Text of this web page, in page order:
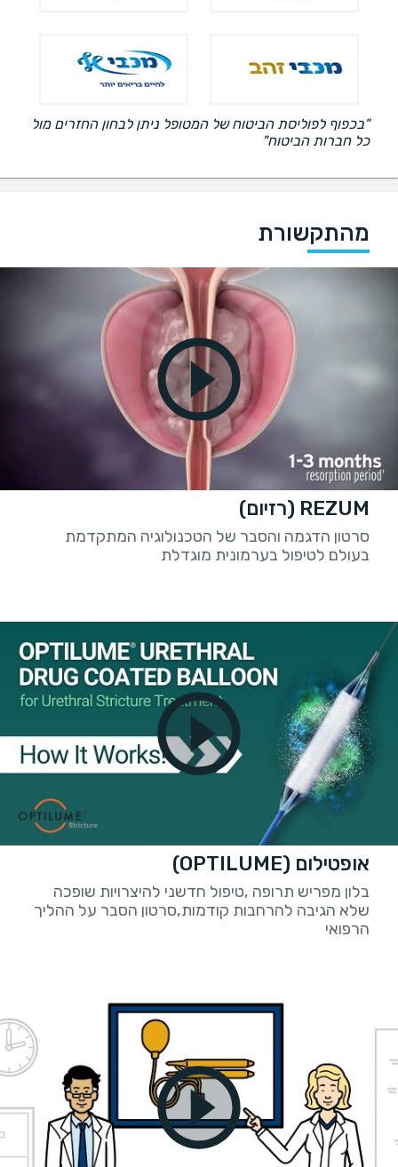
"בכפוף לפוליסת הביטוח של המטופל ניתן לבחון החזרים מול
כל חברות הביטוח"
מהתקשורת
REZUM (רזיום)
סרטון הדגמה והסבר של הטכנולוגיה המתקדמת
בעולם לטיפול בערמונית מוגדלת
אופטילום (OPTILUME)
בלון מפריש תרופה ,טיפול חדשני להיצרויות שופכה
שלא הגיבה להרחבות קודמות,סרטון הסבר על ההליך
הרפואי